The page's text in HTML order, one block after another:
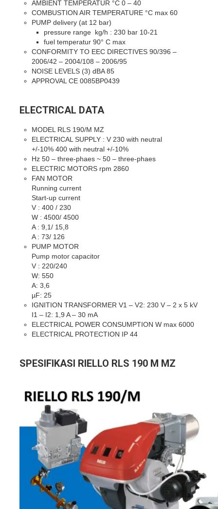
AMBIENT TEMPERATUR °C 0 – 40
COMBUSTION AIR TEMPERATURE °C max 60
PUMP delivery (at 12 bar)
pressure range kg/h : 230 bar 10-21
fuel temperatur 90° C max
CONFORMITY TO EEC DIRECTIVES 90/396 –
2006/42 – 2004/108 – 2006/95
NOISE LEVELS (3) dBA 85
APPROVAL CE 0085BP0439
ELECTRICAL DATA
MODEL RLS 190/M MZ
ELECTRICAL SUPPLY : V 230 with neutral
+/-10% 400 with neutral +/-10%
Hz 50 – three-phaes ~ 50 – three-phaes
ELECTRIC MOTORS rpm 2860
FAN MOTOR
Running current
Start-up current
V : 400 / 230
W : 4500/ 4500
A : 9,1/ 15,8
A : 73/ 126
PUMP MOTOR
Pump motor capacitor
V : 220/240
W: 550
A: 3,6
µF: 25
IGNITION TRANSFORMER V1 – V2: 230 V – 2 x 5 kV
I1 – I2: 1,9 A – 30 mA
ELECTRICAL POWER CONSUMPTION W max 6000
ELECTRICAL PROTECTION IP 44
SPESIFIKASI RIELLO RLS 190 M MZ